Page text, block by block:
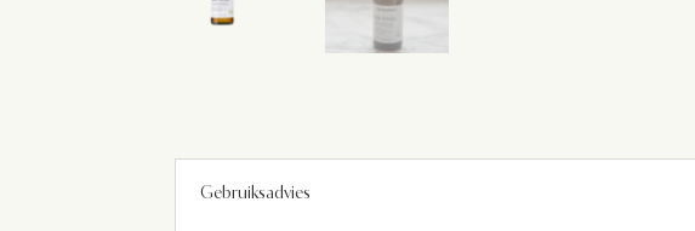
Gebruiksadvies